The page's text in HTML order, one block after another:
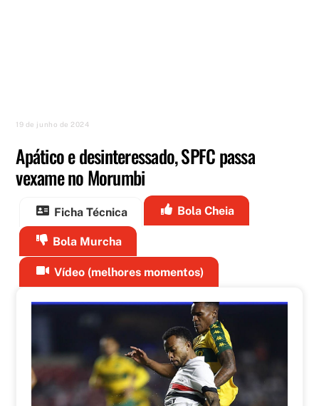
19 de junho de 2024
Apático e desinteressado, SPFC passa
vexame no Morumbi
Ficha Técnica Bola Cheia
Bola Murcha
Vídeo (melhores momentos)